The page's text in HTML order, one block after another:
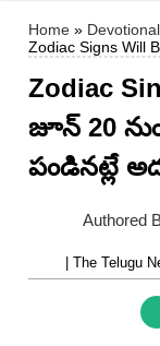
Home » Devotional
Zodiac Signs Will
Zodiac
జూన్ 20
పండినట్లే
Authored
| The Telugu